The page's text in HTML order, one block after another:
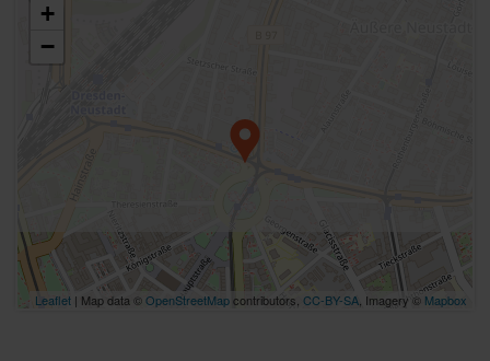
+
−
Leaflet | Map data ©OpenStreetMapcontributors, CC-BY-SA, Imagery © Mapbox